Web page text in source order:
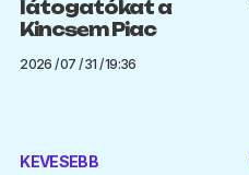
látogatókat a
Kincsem Piac
2026 / 07 / 31 / 19:36
KEVESEBB